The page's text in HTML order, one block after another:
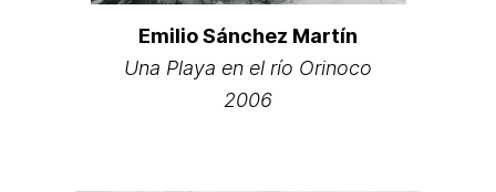
Emilio Sánchez Martín
Una Playa en el río Orinoco
2006